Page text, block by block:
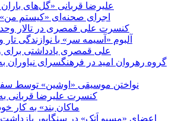
علیرضا قربانی «گل‌های باران
اجرای صحنه‌ای «کیستم
کنسرت علی قمصری در تالار
آلبوم «آسیمه سر» با نوازندگی
علی قمصری یادداشتی
گروه رهروان امید در فرهنگسرای
نواختن موسیقی «اوشین» توسط
کنسرت علیرضا قربانی
«ماکان بند» به کار
اعضای «مسیو اَتک» در سنگاپور